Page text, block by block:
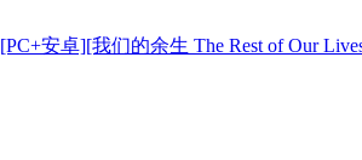
[PC+安卓][我们的余生 The Rest of Our